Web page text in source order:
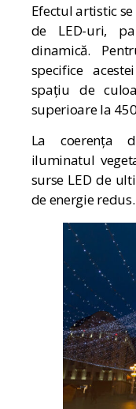
Efectul artistic
de LED-uri,
dinamică.
specifice
spațiu de
superioare la
La coerența
iluminatul
surse LED de
de energie redus.